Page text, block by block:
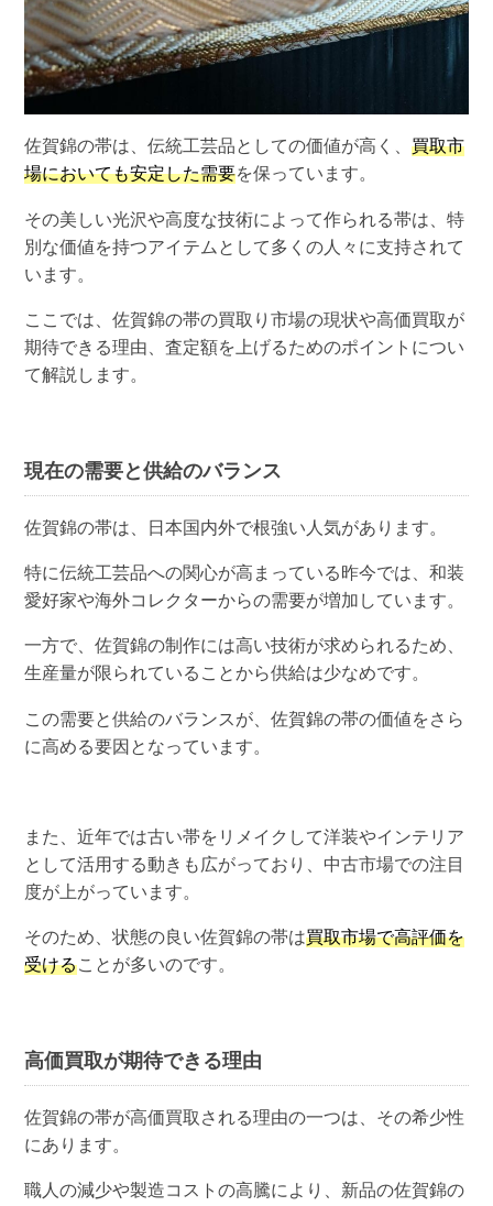
佐賀錦の帯は、伝統工芸品としての価値が高く、買取市
場においても安定した需要を保っています。
その美しい光沢や高度な技術によって作られる帯は、特
別な価値を持つアイテムとして多くの人々に支持されて
います。
ここでは、佐賀錦の帯の買取り市場の現状や高価買取が
期待できる理由、査定額を上げるためのポイントについ
て解説します。
現在の需要と供給のバランス
佐賀錦の帯は、日本国内外で根強い人気があります。
特に伝統工芸品への関心が高まっている昨今では、和装
愛好家や海外コレクターからの需要が増加しています。
一方で、佐賀錦の制作には高い技術が求められるため、
生産量が限られていることから供給は少なめです。
この需要と供給のバランスが、佐賀錦の帯の価値をさら
に高める要因となっています。
また、近年では古い帯をリメイクして洋装やインテリア
として活用する動きも広がっており、中古市場での注目
度が上がっています。
そのため、状態の良い佐賀錦の帯は買取市場で高評価を
受けることが多いのです。
高価買取が期待できる理由
佐賀錦の帯が高価買取される理由の一つは、その希少性
にあります。
職人の減少や製造コストの高騰により、新品の佐賀錦の